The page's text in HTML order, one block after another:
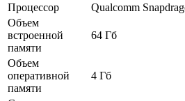
Процессор
Qualcomm
Объем
встроенной
памяти
64 Гб
Объем
оперативной
памяти
4 Гб